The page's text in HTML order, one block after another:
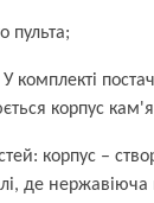
пульта;
комплекті
корпус
корпус –
де нержавіюча